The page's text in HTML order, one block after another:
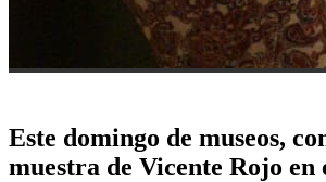
Este domingo de museos,
muestra de Vicente Rojo